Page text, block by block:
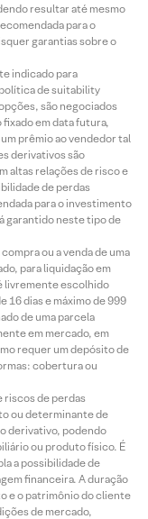
resultar até mesmo
para o
garantias sobre o
indicado para
de suitability
são negociados
em data futura,
prêmio ao vendedor tal
derivativos são
altas relações de risco e
de perdas
para o investimento
garantido neste tipo de
ou a venda de uma
para liquidação em
livremente escolhido
16 dias e máximo de 999
de uma parcela
em mercado, em
requer um depósito de
cobertura ou
riscos de perdas
ou determinante de
derivativo, podendo
ou produto físico. É
a possibilidade de
financeira. A duração
e o patrimônio do cliente
de mercado,